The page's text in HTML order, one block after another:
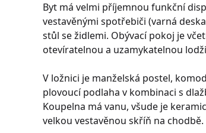
Byt má velmi příjemnou funkční
vestavěnými spotřebiči (varná
stůl se židlemi. Obývací pokoj je
otevíratelnou a uzamykatelnou
V ložnici je manželská postel,
plovoucí podlaha v kombinaci s
Koupelna má vanu, všude je
velkou vestavěnou skříň na chodbě.